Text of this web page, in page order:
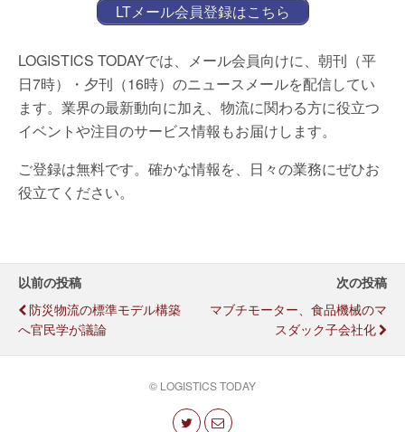
LTメール会員登録はこちら
LOGISTICS TODAYでは、メール会員向けに、朝刊（平
日7時）・夕刊（16時）のニュースメールを配信してい
ます。業界の最新動向に加え、物流に関わる方に役立つ
イベントや注目のサービス情報もお届けします。
ご登録は無料です。確かな情報を、日々の業務にぜひお
役立てください。
以前の投稿
防災物流の標準モデル構築
へ官民学が議論
次の投稿
マブチモーター、食品機械のマ
スダック子会社化
© LOGISTICS TODAY